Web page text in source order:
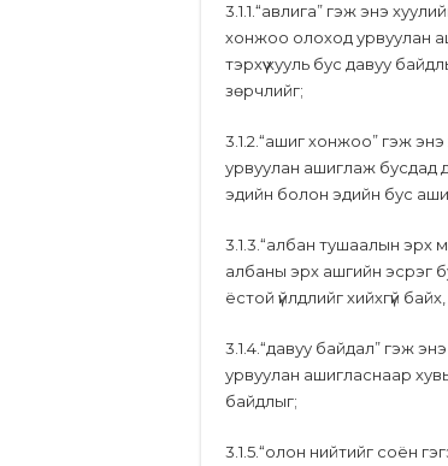
3.1.1.“авлига” гэж энэ
хонжоо олоход урвуулан
тэрхүү хууль бус давуу
зөрчлийг;
3.1.2.“ашиг хонжоо” гэж
урвуулан ашиглаж бусдад
эдийн болон эдийн бус
3.1.3.“албан тушаалын эрх
албаны эрх ашгийн эсрэг
ёстой үйлдлийг хийхгүй
3.1.4.“давуу байдал” гэж
урвуулан ашигласнаар
байдлыг;
3.1.5.“олон нийтийг соён